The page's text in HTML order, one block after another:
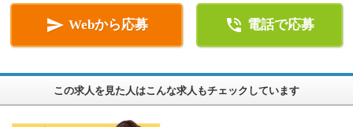
 Webから応募  電話で応募
この求人を見た人はこんな求人もチェックしています